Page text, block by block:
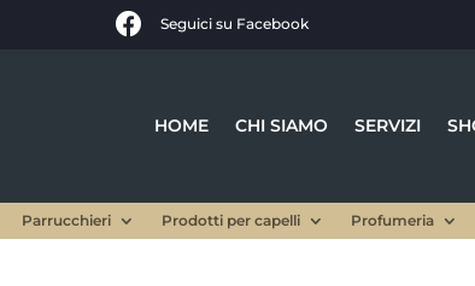
 Seguici su Facebook
HOME CHI SIAMO SERVIZI
Parrucchieri Prodotti per capelli Profumeria